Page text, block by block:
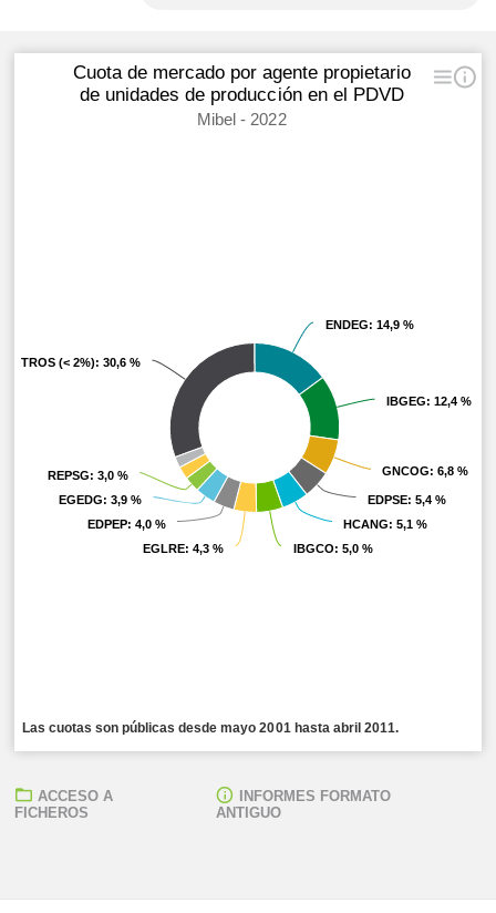
Las cuotas son públicas desde mayo 2001 hasta abril 2011.
Cuota de mercado por agente propietario
de unidades de producción en el PDVD
Mibel - 2022
ENDEG: 14,9 %
ENDEG: 14,9 %
IBGEG: 12,4 %
IBGEG: 12,4 %
GNCOG: 6,8 %
GNCOG: 6,8 %
EDPSE: 5,4 %
EDPSE: 5,4 %
HCANG: 5,1 %
HCANG: 5,1 %
IBGCO: 5,0 %
IBGCO: 5,0 %
EGLRE: 4,3 %
EGLRE: 4,3 %
EDPEP: 4,0 %
EDPEP: 4,0 %
EGEDG: 3,9 %
EGEDG: 3,9 %
REPSG: 3,0 %
REPSG: 3,0 %
OTROS (< 2%): 30,6 %
OTROS (< 2%): 30,6 %
ACCESO A
FICHEROS
INFORMES FORMATO
ANTIGUO